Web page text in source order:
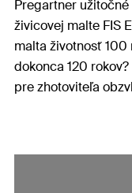
Pregartner
živicovej malte FIS
malta životnosť 100
dokonca 120
pre zhotoviteľa